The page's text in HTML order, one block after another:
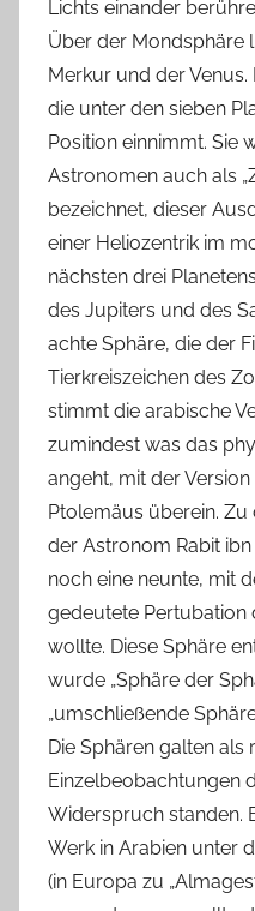
Lichts einander
Über der Mondsphäre
Merkur und der
die unter den sieben
Position einnimmt. Sie
Astronomen auch als
bezeichnet, dieser
einer Heliozentrik im
nächsten drei
des Jupiters und des
achte Sphäre, die der
Tierkreiszeichen des
stimmt die arabische
zumindest was das
angeht, mit der
Ptolemäus überein.
der Astronom Rabit
noch eine neunte, mit
gedeutete Pertubation
wollte. Diese Sphäre
wurde „Sphäre der
„umschließende
Die Sphären galten als
Einzelbeobachtungen
Widerspruch standen.
Werk in Arabien unter
(in Europa zu